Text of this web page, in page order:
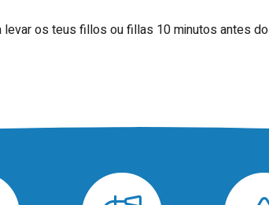
os teus fillos ou fillas 10 minutos antes do